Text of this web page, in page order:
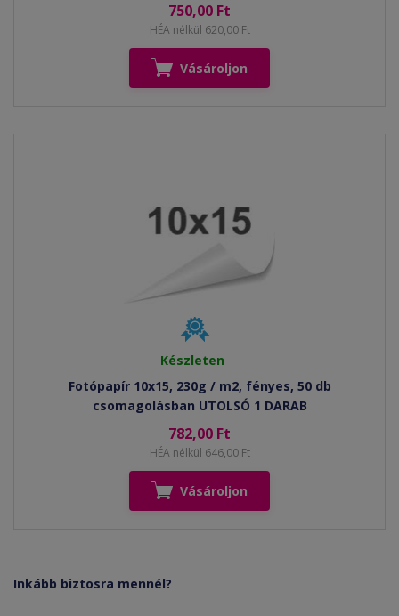
750,00 Ft
HÉA nélkül 620,00 Ft
Vásároljon
Készleten
Fotópapír 10x15, 230g / m2, fényes, 50 db
csomagolásban UTOLSÓ 1 DARAB
782,00 Ft
HÉA nélkül 646,00 Ft
Vásároljon
Inkább biztosra mennél?